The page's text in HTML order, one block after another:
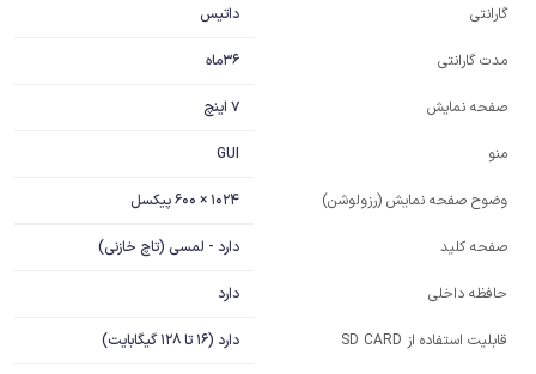
گارانتی داتیس
مدت گارانتی 36ماه
صفحه نمایش 7 اینچ
منو GUI
وضوح صفحه نمایش (رزولوشن) 1024 × 600 پیکسل
صفحه کلید دارد - لمسی (تاچ خازنی)
حافظه داخلی دارد
قابلیت استفاده از SD CARD دارد (16 تا 128 گیگابایت)